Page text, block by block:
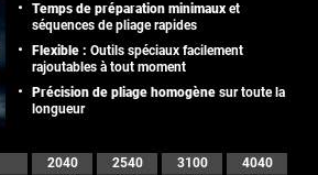
Temps de préparation minimaux et
séquences de pliage rapides
Flexible : Outils spéciaux facilement
rajoutables à tout moment
Précision de pliage homogène sur toute la
longueur
2040 2540 3100
4040